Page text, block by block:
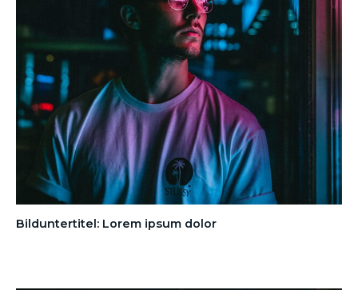
Bilduntertitel: Lorem ipsum dolor